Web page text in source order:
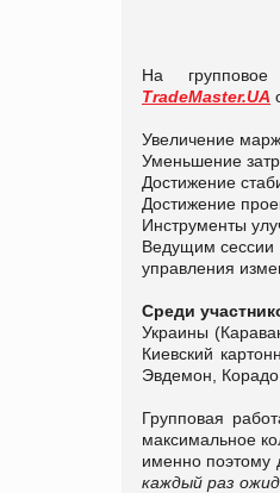
На
TradeMaster.UA
Увеличение
Уменьшение
Достижение
Достижение
Инструменты
Ведущим сессии
управления
Среди
Украины
Киевский
Эвдемон, Корадо
Групповая
максимальное
именно поэтому
каждый раз